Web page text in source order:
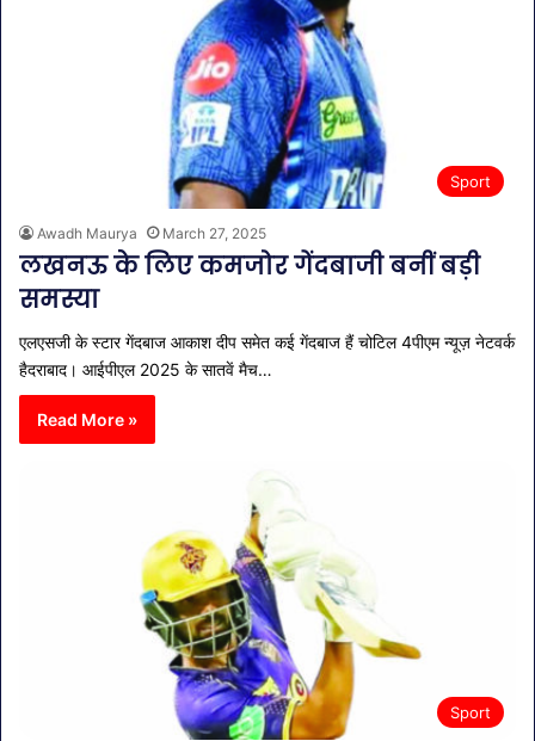
Sport
Awadh Maurya March 27, 2025
लखनऊ के लिए कमजोर गेंदबाजी बनीं बड़ी
समस्या
एलएसजी के स्टार गेंदबाज आकाश दीप समेत कई गेंदबाज हैं चोटिल 4पीएम न्यूज़ नेटवर्क
हैदराबाद। आईपीएल 2025 के सातवें मैच…
Read More »
Sport